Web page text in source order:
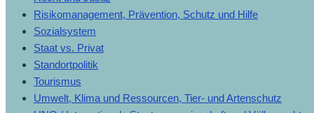
Risikomanagement, Prävention, Schutz und Hilfe
Sozialsystem
Staat vs. Privat
Standortpolitik
Tourismus
Umwelt, Klima und Ressourcen, Tier- und Artenschutz